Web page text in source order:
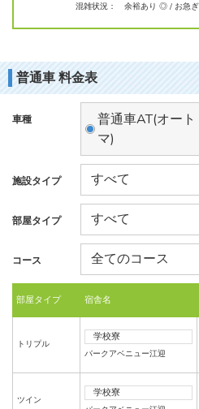
混雑状況： 余裕あり ◎ / お急
普通車 料金表
車種
普通車AT(オート
マ)
施設タイプ
部屋タイプ
コース
部屋タイプ 宿舎名
トリプル
学校寮
パークアベニュー江迎
ツイン
学校寮